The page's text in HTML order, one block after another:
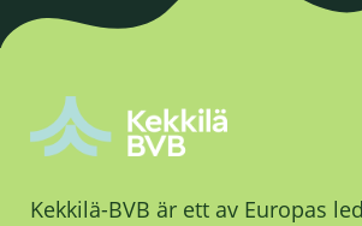
Kekkilä-BVB är ett av Europas